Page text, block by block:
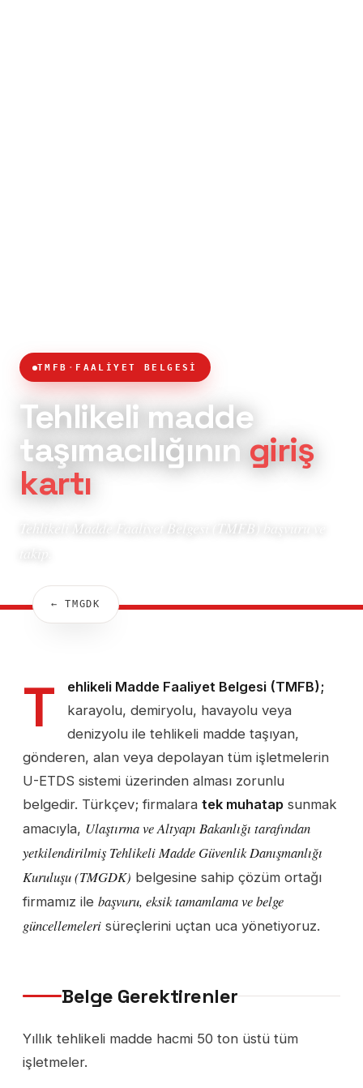
TMFB · FAALİYET BELGESİ
Tehlikeli madde
taşımacılığının giriş
kartı
Tehlikeli Madde Faaliyet Belgesi (TMFB) başvuru ve
← TMGDK
T
ehlikeli Madde Faaliyet Belgesi (TMFB);
karayolu, demiryolu, havayolu veya
denizyolu ile tehlikeli madde taşıyan,
gönderen, alan veya depolayan tüm işletmelerin
U-ETDS sistemi üzerinden alması zorunlu
belgedir. Türkçev; firmalara tek muhatap sunmak
amacıyla, Ulaştırma ve Altyapı Bakanlığı tarafından
yetkilendirilmiş Tehlikeli Madde Güvenlik Danışmanlığı
Kuruluşu (TMGDK) belgesine sahip çözüm ortağı
firmamız ile başvuru, eksik tamamlama ve belge
güncellemeleri süreçlerini uçtan uca yönetiyoruz.
Belge Gerektirenler
Yıllık tehlikeli madde hacmi 50 ton üstü tüm
işletmeler.